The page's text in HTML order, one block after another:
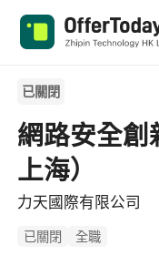
已關閉
網路安全
上海）
力天國際有限公司
已關閉 全職